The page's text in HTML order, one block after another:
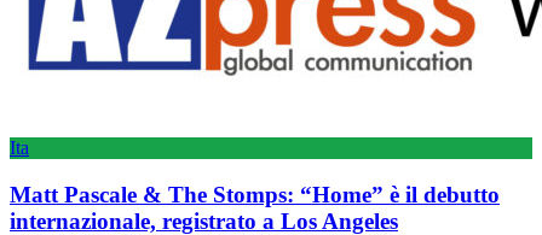
Ita
Matt Pascale & The Stomps: “Home” è il debutto
internazionale, registrato a Los Angeles